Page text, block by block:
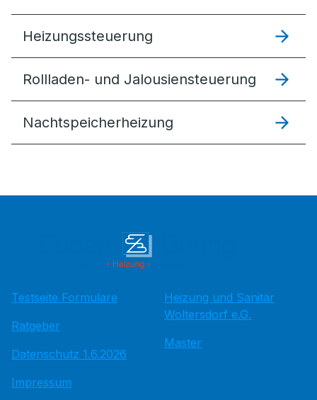
Heizungssteuer­ung
Rollladen- und Jalousiensteuerung
Nachtspeicherheizung
Testseite Formulare
Ratgeber
Datenschutz 1.6.2026
Impressum
Heizung und Sanitär
Woltersdorf e.G.
Master